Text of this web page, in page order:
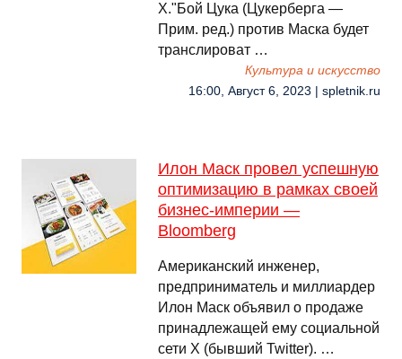
X."Бой Цука (Цукерберга —
Прим. ред.) против Маска будет
транслироват …
Культура и искусство
16:00, Август 6, 2023 | spletnik.ru
Илон Маск провел успешную
оптимизацию в рамках своей
бизнес-империи —
Bloomberg
Американский инженер,
предприниматель и миллиардер
Илон Маск объявил о продаже
принадлежащей ему социальной
сети X (бывший Twitter). …